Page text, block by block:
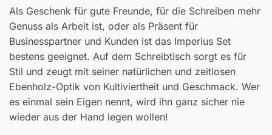
Als Geschenk für gute Freunde, für die Schreiben mehr
Genuss als Arbeit ist, oder als Präsent für
Businesspartner und Kunden ist das Imperius Set
bestens geeignet. Auf dem Schreibtisch sorgt es für
Stil und zeugt mit seiner natürlichen und zeitlosen
Ebenholz-Optik von Kultiviertheit und Geschmack. Wer
es einmal sein Eigen nennt, wird ihn ganz sicher nie
wieder aus der Hand legen wollen!